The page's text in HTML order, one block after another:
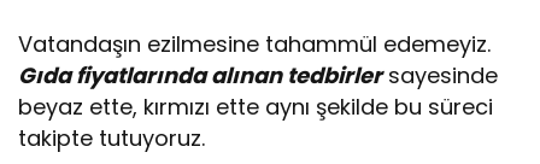
Vatandaşın ezilmesine tahammül edemeyiz.
Gıda fiyatlarında alınan tedbirlersayesinde
beyaz ette, kırmızı ette aynı şekilde bu süreci
takipte tutuyoruz.